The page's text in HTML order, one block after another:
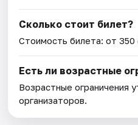
Сколько стоит билет?
Стоимость билета: от 350
Есть ли возрастные
Возрастные ограничения
организаторов.